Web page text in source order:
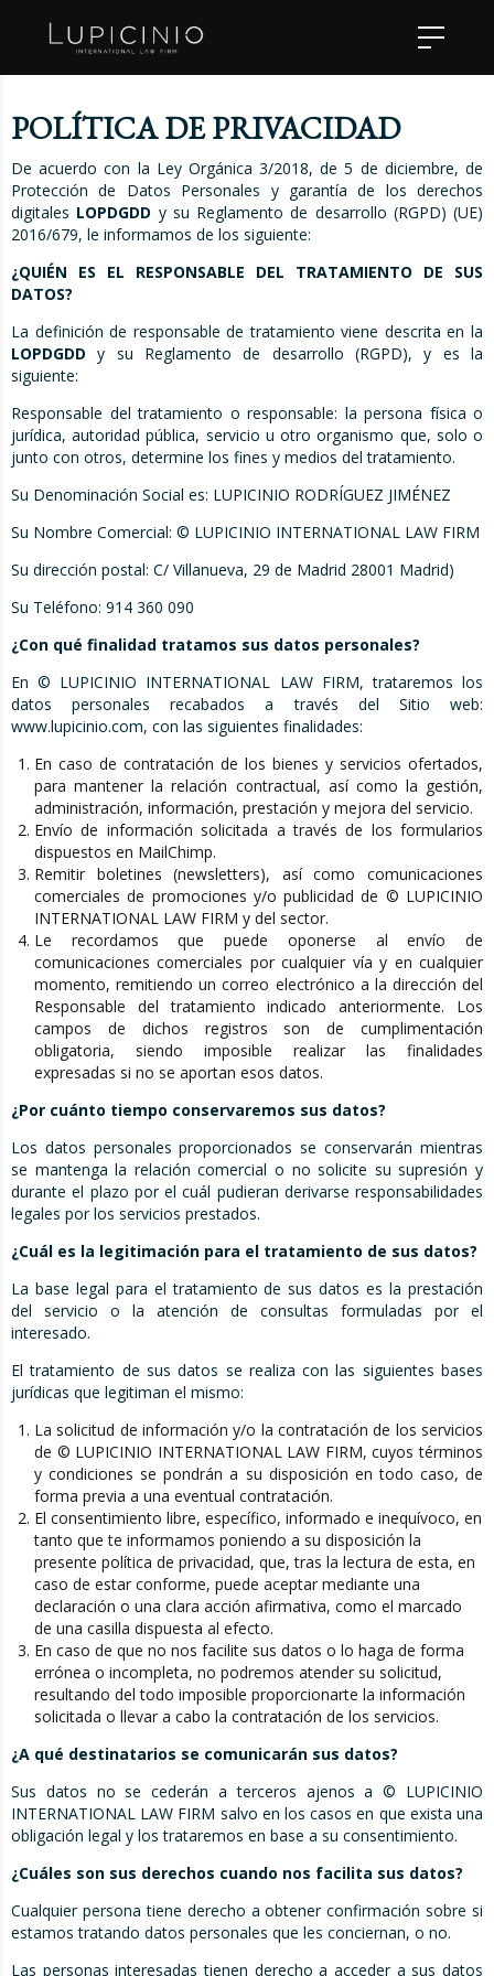
POLÍTICA DE PRIVACIDAD
De acuerdo con la Ley Orgánica 3/2018, de 5 de diciembre, de
Protección de Datos Personales y garantía de los derechos
digitales LOPDGDD y su Reglamento de desarrollo (RGPD) (UE)
2016/679, le informamos de los siguiente:
¿QUIÉN ES EL RESPONSABLE DEL TRATAMIENTO DE SUS
DATOS?
La definición de responsable de tratamiento viene descrita en la
LOPDGDD y su Reglamento de desarrollo (RGPD), y es la
siguiente:
Responsable del tratamiento o responsable: la persona física o
jurídica, autoridad pública, servicio u otro organismo que, solo o
junto con otros, determine los fines y medios del tratamiento.
Su Denominación Social es: LUPICINIO RODRÍGUEZ JIMÉNEZ
Su Nombre Comercial: © LUPICINIO INTERNATIONAL LAW FIRM
Su dirección postal: C/ Villanueva, 29 de Madrid 28001 Madrid)
Su Teléfono: 914 360 090
¿Con qué finalidad tratamos sus datos personales?
En© LUPICINIO INTERNATIONAL LAW FIRM, trataremos los
datos personales recabados a través del Sitio web:
www.lupicinio.com, con las siguientes finalidades:
En caso de contratación de los bienes y servicios ofertados,
para mantener la relación contractual, así como la gestión,
administración, información, prestación y mejora del servicio.
Envío de información solicitada a través de los formularios
dispuestos en MailChimp.
Remitir boletines (newsletters), así como comunicaciones
comerciales de promociones y/o publicidad de © LUPICINIO
INTERNATIONAL LAW FIRM y del sector.
Le recordamos que puede oponerse al envío de
comunicaciones comerciales por cualquier vía y en cualquier
momento, remitiendo un correo electrónico a la dirección del
Responsable del tratamiento indicado anteriormente. Los
campos de dichos registros son de cumplimentación
obligatoria, siendo imposible realizar las finalidades
expresadas si no se aportan esos datos.
¿Por cuánto tiempo conservaremos sus datos?
Los datos personales proporcionados se conservarán mientras
se mantenga la relación comercial o no solicite su supresión y
durante el plazo por el cuál pudieran derivarse responsabilidades
legales por los servicios prestados.
¿Cuál es la legitimación para el tratamiento de sus datos?
La base legal para el tratamiento de sus datos es la prestación
del servicio o la atención de consultas formuladas por el
interesado.
El tratamiento de sus datos se realiza con las siguientes bases
jurídicas que legitiman el mismo:
La solicitud de información y/o la contratación de los servicios
de © LUPICINIO INTERNATIONAL LAW FIRM, cuyos términos
y condiciones se pondrán a su disposición en todo caso, de
forma previa a una eventual contratación.
El consentimiento libre, específico, informado e inequívoco, en
tanto que te informamos poniendo a su disposición la
presente política de privacidad, que, tras la lectura de esta, en
caso de estar conforme, puede aceptar mediante una
declaración o una clara acción afirmativa, como el marcado
de una casilla dispuesta al efecto.
En caso de que no nos facilite sus datos o lo haga de forma
errónea o incompleta, no podremos atender su solicitud,
resultando del todo imposible proporcionarte la información
solicitada o llevar a cabo la contratación de los servicios.
¿A qué destinatarios se comunicarán sus datos?
Sus datos no se cederán a terceros ajenos a © LUPICINIO
INTERNATIONAL LAW FIRM salvo en los casos en que exista una
obligación legal y los trataremos en base a su consentimiento.
¿Cuáles son sus derechos cuando nos facilita sus datos?
Cualquier persona tiene derecho a obtener confirmación sobre si
estamos tratando datos personales que les conciernan, o no.
Las personas interesadas tienen derecho a acceder a sus datos